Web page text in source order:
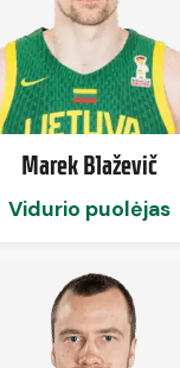
Marek Blaževič
Vidurio puolėjas